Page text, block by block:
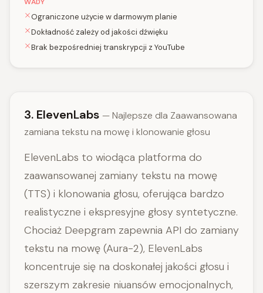
Ograniczone użycie w darmowym planie
Dokładność zależy od jakości dźwięku
Brak bezpośredniej transkrypcji z YouTube
3. ElevenLabs — Najlepsze dla Zaawansowana
zamiana tekstu na mowę i klonowanie głosu
ElevenLabs to wiodąca platforma do
zaawansowanej zamiany tekstu na mowę
(TTS) i klonowania głosu, oferująca bardzo
realistyczne i ekspresyjne głosy syntetyczne.
Chociaż Deepgram zapewnia API do zamiany
tekstu na mowę (Aura-2), ElevenLabs
koncentruje się na doskonałej jakości głosu i
szerszym zakresie niuansów emocjonalnych,